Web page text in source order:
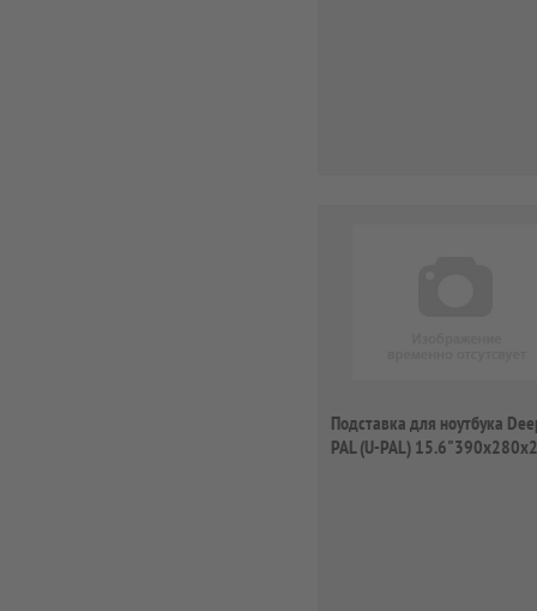
Подставка для ноутбука
PAL (U-PAL)